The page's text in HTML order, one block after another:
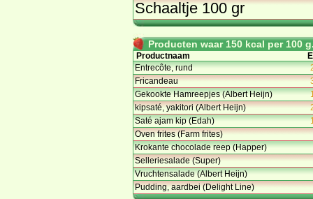
Schaaltje 100 gr
Producten waar 150 kcal per 100
Productnaam
Entrecôte, rund
Fricandeau
Gekookte Hamreepjes (Albert Heijn)
kipsaté, yakitori (Albert Heijn)
Saté ajam kip (Edah)
Oven frites (Farm frites)
Krokante chocolade reep (Happer)
Selleriesalade (Super)
Vruchtensalade (Albert Heijn)
Pudding, aardbei (Delight Line)